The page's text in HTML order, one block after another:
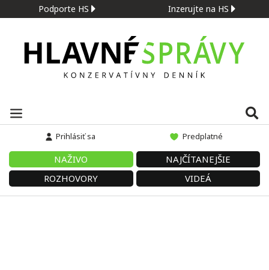
Podporte HS Inzerujte na HS
Prihlásiť sa Predplatné
NAŽIVO
NAJČÍTANEJŠIE
ROZHOVORY
VIDEÁ